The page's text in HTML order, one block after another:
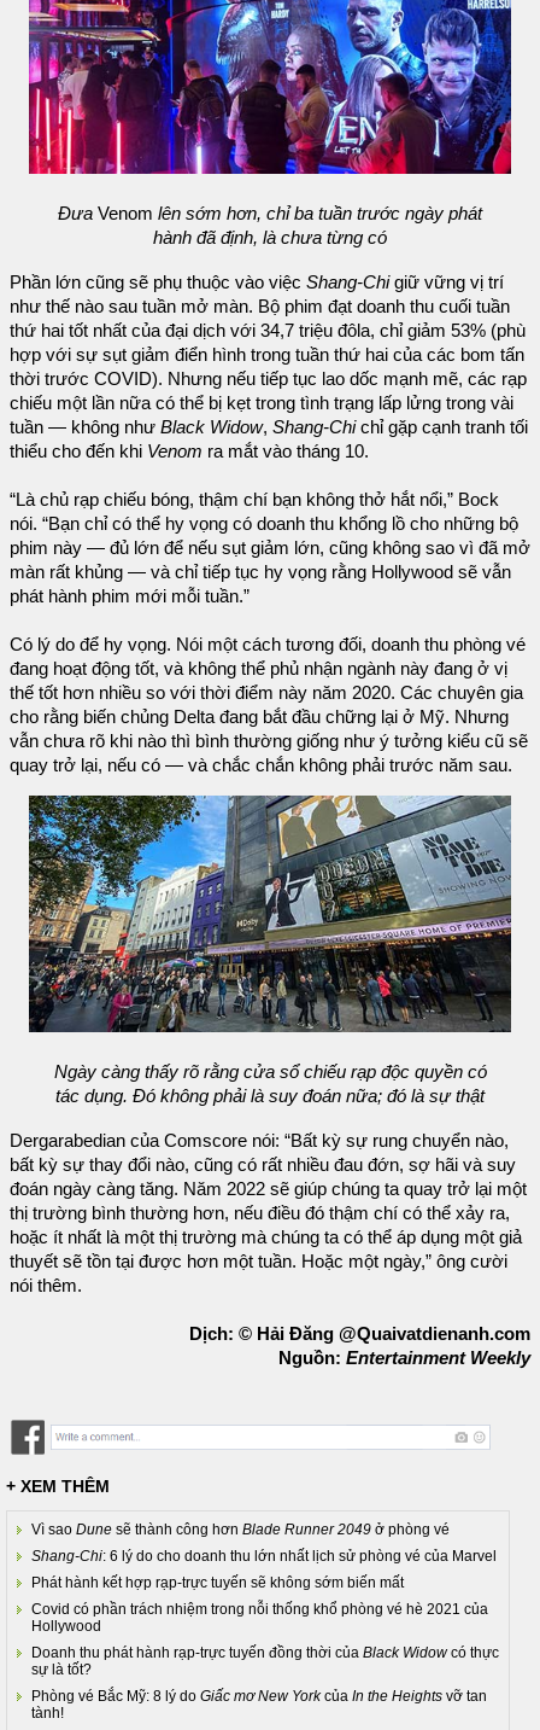
Đưa Venom lên sớm hơn, chỉ ba tuần trước ngày phát
hành đã định, là chưa từng có
Phần lớn cũng sẽ phụ thuộc vào việc Shang-Chigiữ vững vị trí
như thế nào sau tuần mở màn. Bộ phim đạt doanh thu cuối tuần
thứ hai tốt nhất của đại dịch với 34,7 triệu đôla, chỉ giảm 53% (phù
hợp với sự sụt giảm điển hình trong tuần thứ hai của các bom tấn
thời trước COVID). Nhưng nếu tiếp tục lao dốc mạnh mẽ, các rạp
chiếu một lần nữa có thể bị kẹt trong tình trạng lấp lửng trong vài
tuần — không như Black Widow, Shang-Chichỉ gặp cạnh tranh tối
thiểu cho đến khi Venom ra mắt vào tháng 10.
“Là chủ rạp chiếu bóng, thậm chí bạn không thở hắt nổi,” Bock
nói. “Bạn chỉ có thể hy vọng có doanh thu khổng lồ cho những bộ
phim này — đủ lớn để nếu sụt giảm lớn, cũng không sao vì đã mở
màn rất khủng — và chỉ tiếp tục hy vọng rằng Hollywood sẽ vẫn
phát hành phim mới mỗi tuần.”
Có lý do để hy vọng. Nói một cách tương đối, doanh thu phòng vé
đang hoạt động tốt, và không thể phủ nhận ngành này đang ở vị
thế tốt hơn nhiều so với thời điểm này năm 2020. Các chuyên gia
cho rằng biến chủng Delta đang bắt đầu chững lại ở Mỹ. Nhưng
vẫn chưa rõ khi nào thì bình thường giống như ý tưởng kiểu cũ sẽ
quay trở lại, nếu có — và chắc chắn không phải trước năm sau.
Ngày càng thấy rõ rằng cửa sổ chiếu rạp độc quyền có
tác dụng. Đó không phải là suy đoán nữa; đó là sự thật
Dergarabedian của Comscore nói: “Bất kỳ sự rung chuyển nào,
bất kỳ sự thay đổi nào, cũng có rất nhiều đau đớn, sợ hãi và suy
đoán ngày càng tăng. Năm 2022 sẽ giúp chúng ta quay trở lại một
thị trường bình thường hơn, nếu điều đó thậm chí có thể xảy ra,
hoặc ít nhất là một thị trường mà chúng ta có thể áp dụng một giả
thuyết sẽ tồn tại được hơn một tuần. Hoặc một ngày,” ông cười
nói thêm.
Dịch: © Hải Đăng @Quaivatdienanh.com
Nguồn: Entertainment Weekly
+ XEM THÊM
Vì sao Dune sẽ thành công hơn Blade Runner 2049 ở phòng vé
Shang-Chi: 6 lý do cho doanh thu lớn nhất lịch sử phòng vé của Marvel
Phát hành kết hợp rạp-trực tuyến sẽ không sớm biến mất
Covid có phần trách nhiệm trong nỗi thống khổ phòng vé hè 2021 của
Hollywood
Doanh thu phát hành rạp-trực tuyến đồng thời của Black Widowcó thực
sự là tốt?
Phòng vé Bắc Mỹ: 8 lý do Giấc mơ New Yorkcủa In the Heights vỡ tan
tành!